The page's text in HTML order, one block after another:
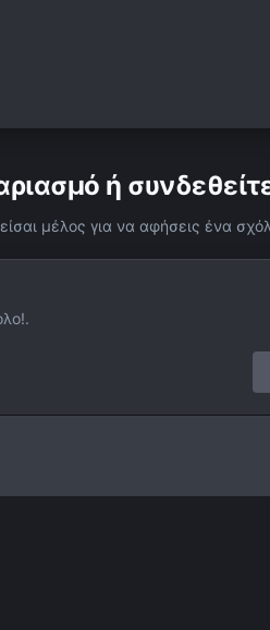
ή
μέλος για να αφήσεις ένα